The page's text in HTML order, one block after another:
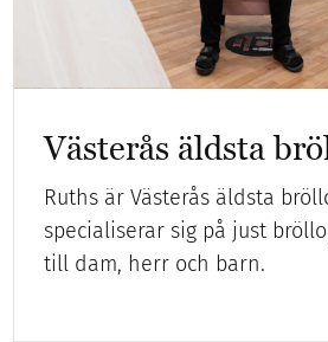
Västerås äldsta
Ruths är Västerås äldsta
specialiserar sig på just
till dam, herr och barn.